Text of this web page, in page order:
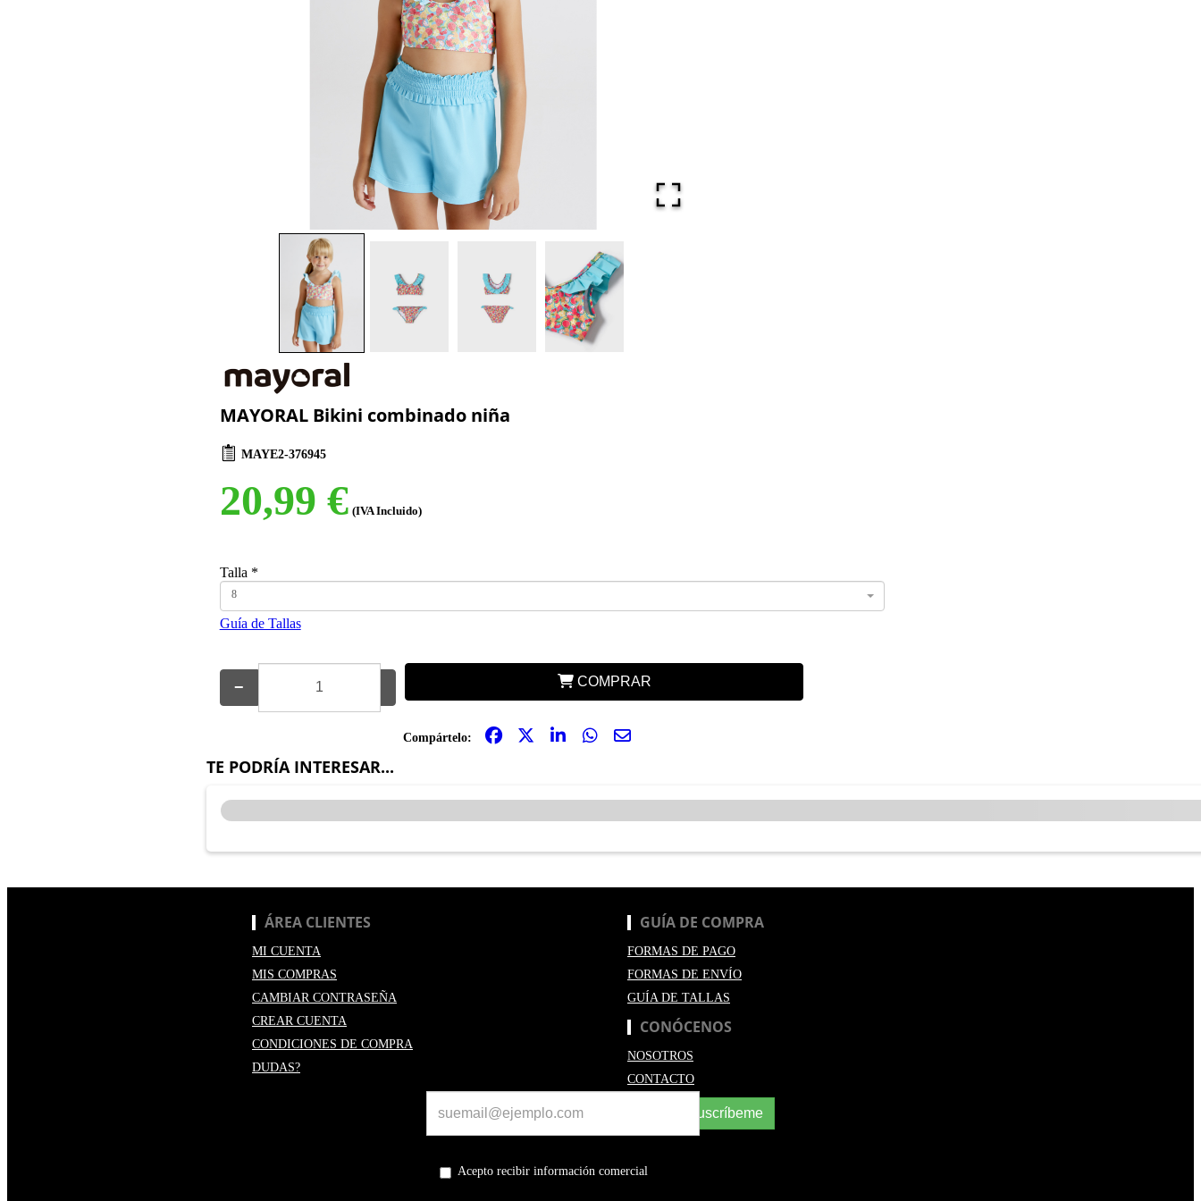
MAYORAL Bikini combinado niña
MAYE2-376945
20,99 € (IVA Incluido)
Talla *
8
Guía de Tallas
− COMPRAR
Compártelo:
TE PODRÍA INTERESAR...
ÁREA CLIENTES
MI CUENTA
MIS COMPRAS
CAMBIAR CONTRASEÑA
CREAR CUENTA
CONDICIONES DE COMPRA
DUDAS?
GUÍA DE COMPRA
FORMAS DE PAGO
FORMAS DE ENVÍO
GUÍA DE TALLAS
CONÓCENOS
NOSOTROS
CONTACTO
Suscríbeme
Acepto recibir información comercial